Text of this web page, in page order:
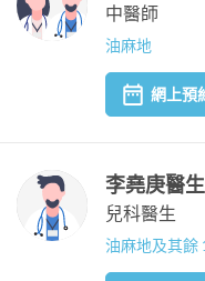
中醫師
油麻地
網上預
李堯庚醫生
兒科醫生
油麻地及其餘